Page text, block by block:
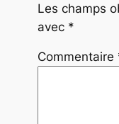
Les champs
avec *
Commentaire